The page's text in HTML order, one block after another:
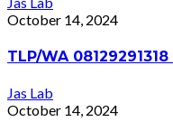
October 14, 2024
TLP/WA
Jas Lab
October 14, 2024